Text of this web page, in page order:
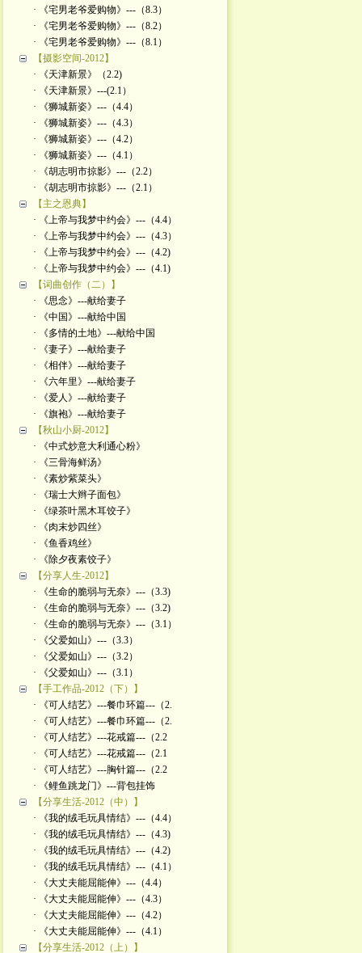
· 《宅男老爷爱购物》---（8.3）
· 《宅男老爷爱购物》---（8.2）
· 《宅男老爷爱购物》---（8.1）
【摄影空间-2012】
· 《天津新景》（2.2)
· 《天津新景》---(2.1）
· 《狮城新姿》---（4.4）
· 《狮城新姿》---（4.3）
· 《狮城新姿》---（4.2）
· 《狮城新姿》---（4.1）
· 《胡志明市掠影》---（2.2）
· 《胡志明市掠影》---（2.1）
【主之恩典】
· 《上帝与我梦中约会》---（4.4）
· 《上帝与我梦中约会》---（4.3）
· 《上帝与我梦中约会》---（4.2)
· 《上帝与我梦中约会》---（4.1)
【词曲创作（二）】
· 《思念》---献给妻子
· 《中国》---献给中国
· 《多情的土地》---献给中国
· 《妻子》---献给妻子
· 《相伴》---献给妻子
· 《六年里》---献给妻子
· 《爱人》---献给妻子
· 《旗袍》---献给妻子
【秋山小厨-2012】
· 《中式炒意大利通心粉》
· 《三骨海鲜汤》
· 《素炒紫菜头》
· 《瑞士大辫子面包》
· 《绿茶叶黑木耳饺子》
· 《肉末炒四丝》
· 《鱼香鸡丝》
· 《除夕夜素饺子》
【分享人生-2012】
· 《生命的脆弱与无奈》---（3.3)
· 《生命的脆弱与无奈》---（3.2)
· 《生命的脆弱与无奈》---（3.1）
· 《父爱如山》---（3.3）
· 《父爱如山》---（3.2）
· 《父爱如山》---（3.1）
【手工作品-2012（下）】
· 《可人结艺》---餐巾环篇---（2.
· 《可人结艺》---餐巾环篇---（2.
· 《可人结艺》---花戒篇---（2.2
· 《可人结艺》---花戒篇---（2.1
· 《可人结艺》---胸针篇---（2.2
· 《鲤鱼跳龙门》---背包挂饰
【分享生活-2012（中）】
· 《我的绒毛玩具情结》---（4.4）
· 《我的绒毛玩具情结》---（4.3)
· 《我的绒毛玩具情结》---（4.2)
· 《我的绒毛玩具情结》---（4.1）
· 《大丈夫能屈能伸》---（4.4）
· 《大丈夫能屈能伸》---（4.3）
· 《大丈夫能屈能伸》---（4.2）
· 《大丈夫能屈能伸》---（4.1）
【分享生活-2012（上）】